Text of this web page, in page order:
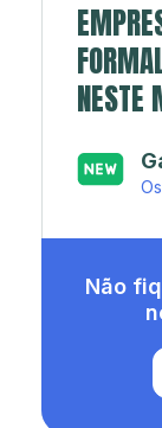
NESTE
Não